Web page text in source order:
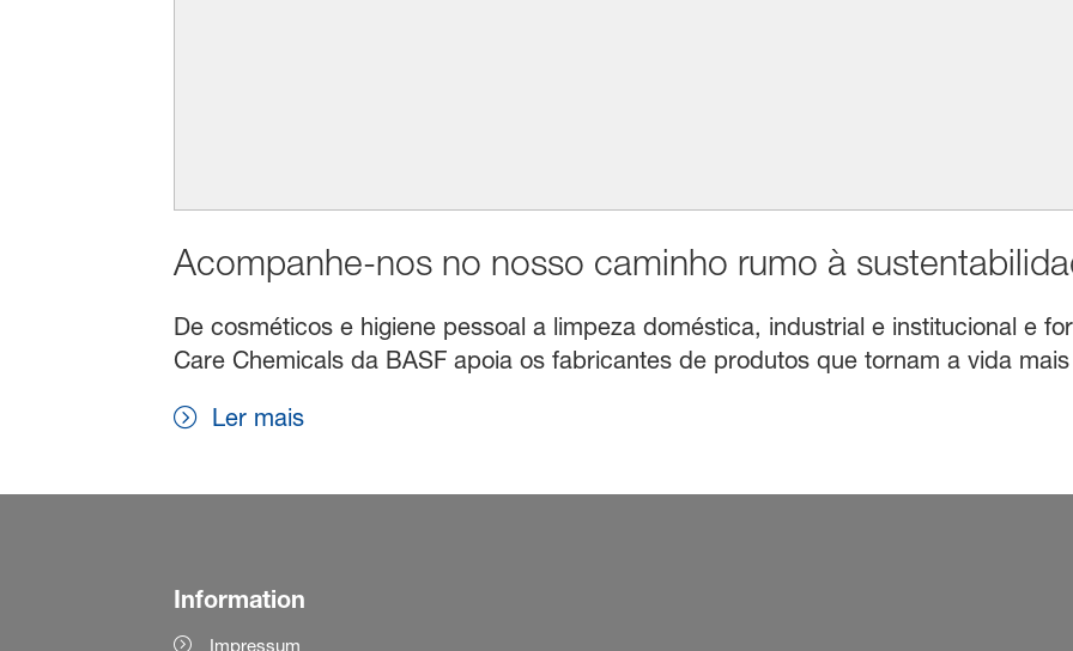
Acompanhe-nos no nosso caminho rumo à
De cosméticos e higiene pessoal a limpeza doméstica, industrial e institucional e
Care Chemicals da BASF apoia os fabricantes de produtos que tornam a vida
Ler mais
Information
Impressum